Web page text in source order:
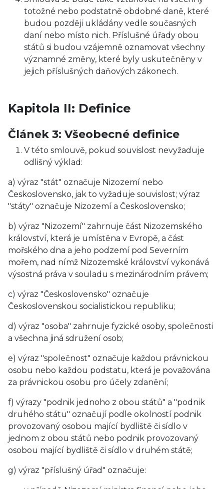
totožné nebo podstatně obdobné daně, které
budou později ukládány vedle současných
daní nebo místo nich. Příslušné úřady obou
států si budou vzájemně oznamovat všechny
významné změny, které byly uskutečněny v
jejich příslušných daňových zákonech.
Kapitola II: Definice
Článek 3: Všeobecné definice
V této smlouvě, pokud souvislost nevyžaduje
odlišný výklad:
a) výraz "stát" označuje Nizozemí nebo
Československo, jak to vyžaduje souvislost; výraz
"státy" označuje Nizozemí a Československo;
b) výraz "Nizozemí" zahrnuje část Nizozemského
království, která je umístěna v Evropě, a část
mořského dna a jeho podzemí pod Severním
mořem, nad nímž Nizozemské království vykonává
výsostná práva v souladu s mezinárodním právem;
c) výraz "Československo" označuje
Československou socialistickou republiku;
d) výraz "osoba" zahrnuje fyzické osoby, společnosti
a všechna jiná sdružení osob;
e) výraz "společnost" označuje každou právnickou
osobu nebo každou podstatu, která je považována
za právnickou osobu pro účely zdanění;
f) výrazy "podnik jednoho z obou států" a "podnik
druhého státu" označují podle okolností podnik
provozovaný osobou mající bydliště či sídlo v
jednom z obou států nebo podnik provozovaný
osobou mající bydliště či sídlo v druhém státě;
g) výraz "příslušný úřad" označuje: